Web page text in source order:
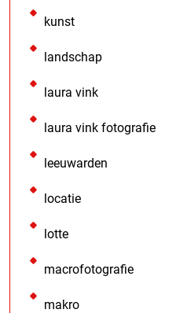
kunst
landschap
laura vink
laura vink fotografie
leeuwarden
locatie
lotte
macrofotografie
makro